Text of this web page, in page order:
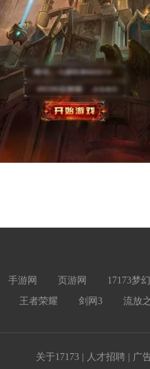
手游网 页游网 17173梦
王者荣耀 剑网3 流放
关于17173| 人才招聘| 广